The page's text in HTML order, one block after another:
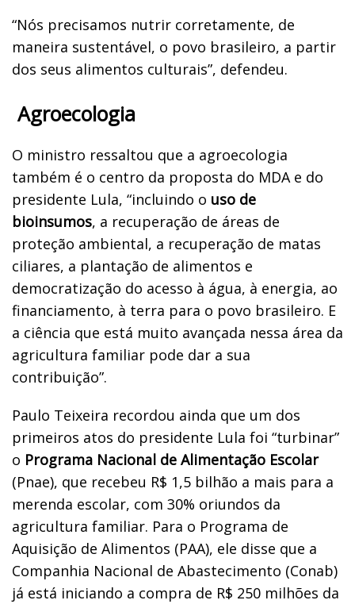
“Nós precisamos nutrir corretamente, de
maneira sustentável, o povo brasileiro, a partir
dos seus alimentos culturais”, defendeu.
Agroecologia
O ministro ressaltou que a agroecologia
também é o centro da proposta do MDA e do
presidente Lula, “incluindo o uso de
bioinsumos, a recuperação de áreas de
proteção ambiental, a recuperação de matas
ciliares, a plantação de alimentos e
democratização do acesso à água, à energia, ao
financiamento, à terra para o povo brasileiro. E
a ciência que está muito avançada nessa área da
agricultura familiar pode dar a sua
contribuição”.
Paulo Teixeira recordou ainda que um dos
primeiros atos do presidente Lula foi “turbinar”
o Programa Nacional de Alimentação Escolar
(Pnae), que recebeu R$ 1,5 bilhão a mais para a
merenda escolar, com 30% oriundos da
agricultura familiar. Para o Programa de
Aquisição de Alimentos (PAA), ele disse que a
Companhia Nacional de Abastecimento (Conab)
já está iniciando a compra de R$ 250 milhões da